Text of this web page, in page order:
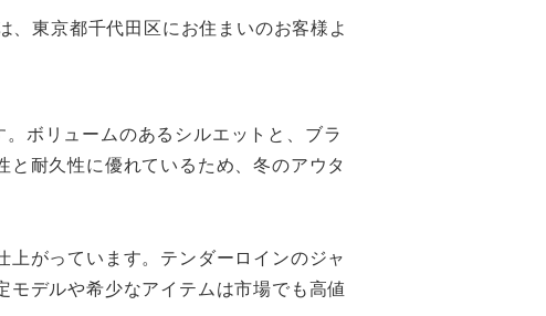
、東京都千代田区にお住まいのお客様よ
ボリュームのあるシルエットと、ブラ
耐久性に優れているため、冬のアウタ
がっています。テンダーロインのジャ
デルや希少なアイテムは市場でも高値